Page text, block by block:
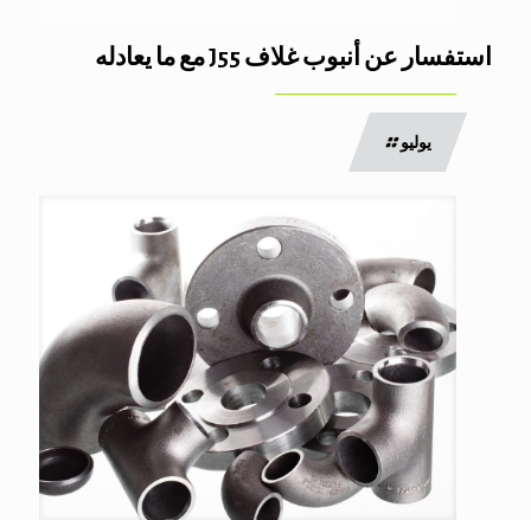
استفسار عن أنبوب غلاف J55 مع ما يعادله
يوليو